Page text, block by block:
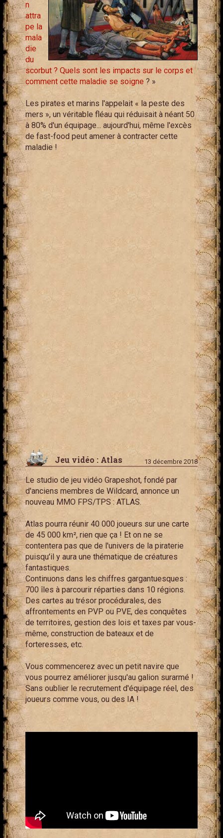
n
attra
pe la
mala
die
du
scorbut ? Quels sont les impacts sur le corps et
comment cette maladie se soigne ? »
Les pirates et marins l'appelait « la peste des
mers », un véritable fléau qui réduisait à néant 50
à 80% d'un équipage... aujourd'hui, même l'excès
de fast-food peut amener à contracter cette
maladie !
Jeu vidéo : Atlas 13 décembre 2018
Le studio de jeu vidéo Grapeshot, fondé par
d'anciens membres de Wildcard, annonce un
nouveau MMO FPS/TPS : ATLAS.
Atlas pourra réunir 40 000 joueurs sur une carte
de 45 000 km², rien que ça ! Et on ne se
contentera pas que de l'univers de la piraterie
puisqu'il y aura une thématique de créatures
fantastiques.
Continuons dans les chiffres gargantuesques :
700 îles à parcourir réparties dans 10 régions.
Des cartes au trésor procédurales, des
affrontements en PVP ou PVE, des conquêtes
de territoires, gestion des lois et taxes par vous-
même, construction de bateaux et de
forteresses, etc.
Vous commencerez avec un petit navire que
vous pourrez améliorer jusqu'au galion surarmé !
Sans oublier le recrutement d'équipage réel, des
joueurs comme vous, ou des IA !